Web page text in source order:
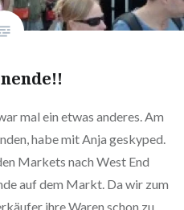
mal ein etwas anderes. Am
habe mit Anja geskyped.
Markets nach West End
auf dem Markt. Da wir zum
ihre Waren schon zu